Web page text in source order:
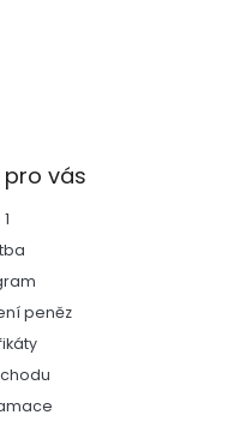
vás
peněz